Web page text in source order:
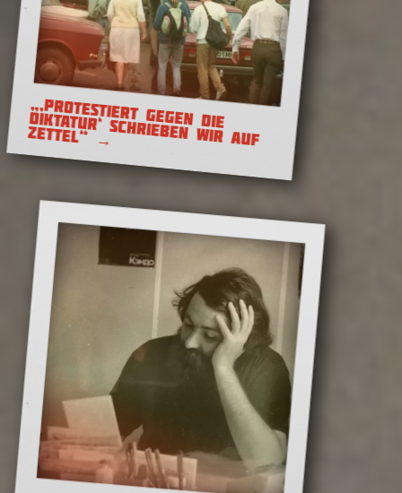
Anders sein – Dissens in
der Sowjetunion
Merkel, Russland, Putin
„,PROTESTIERT GEGEN DIE
DIKTATUR‘ SCHRIEBEN WIR AUF
ZETTEL“ →